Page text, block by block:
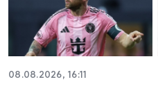
08.08.2026, 16:11